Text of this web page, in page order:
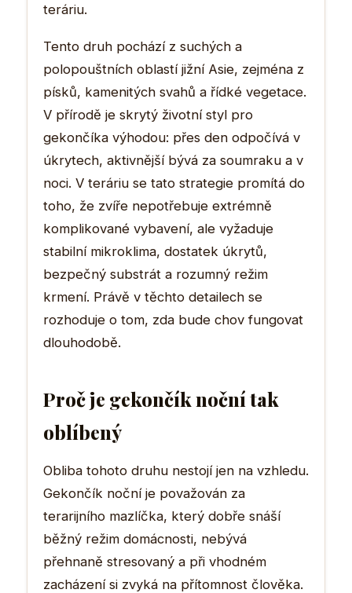
teráriu.
Tento druh pochází z suchých a
polopouštních oblastí jižní Asie, zejména z
písků, kamenitých svahů a řídké vegetace.
V přírodě je skrytý životní styl pro
gekončíka výhodou: přes den odpočívá v
úkrytech, aktivnější bývá za soumraku a v
noci. V teráriu se tato strategie promítá do
toho, že zvíře nepotřebuje extrémně
komplikované vybavení, ale vyžaduje
stabilní mikroklima, dostatek úkrytů,
bezpečný substrát a rozumný režim
krmení. Právě v těchto detailech se
rozhoduje o tom, zda bude chov fungovat
dlouhodobě.
Proč je gekončík noční tak
oblíbený
Obliba tohoto druhu nestojí jen na vzhledu.
Gekončík noční je považován za
terarijního mazlíčka, který dobře snáší
běžný režim domácnosti, nebývá
přehnaně stresovaný a při vhodném
zacházení si zvyká na přítomnost člověka.